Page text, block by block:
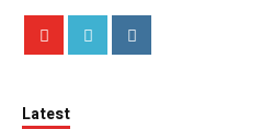
Latest